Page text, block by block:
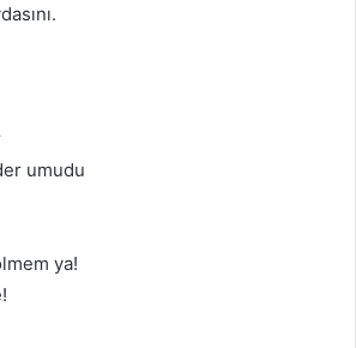
umudu
ya!